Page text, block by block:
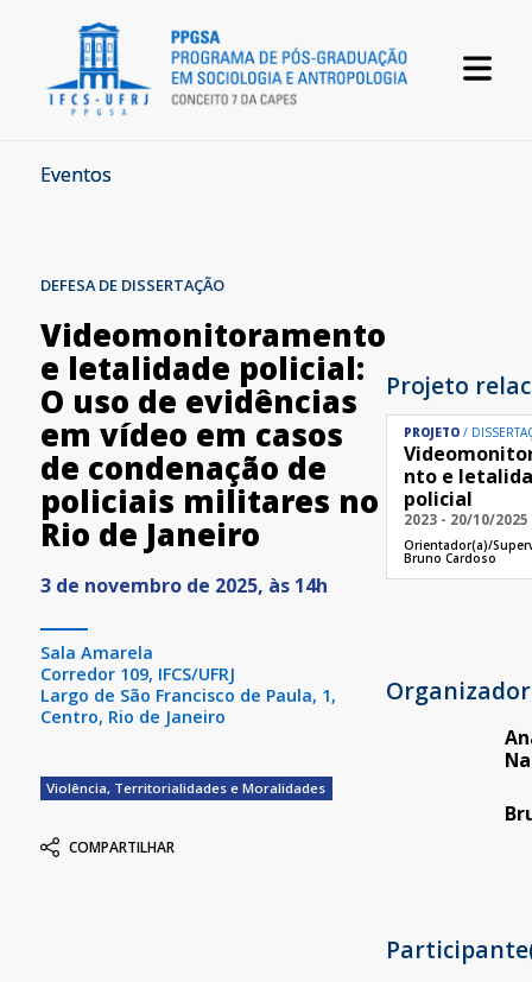
Eventos
DEFESA DE DISSERTAÇÃO
Videomonitoramento
e letalidade policial:
O uso de evidências
em vídeo em casos
de condenação de
policiais militares no
Rio de Janeiro
3 de novembro de 2025, às 14h
Sala Amarela
Corredor 109, IFCS/UFRJ
Largo de São Francisco de Paula, 1,
Centro, Rio de Janeiro
Violência, Territorialidades e Moralidades
COMPARTILHAR
Projeto
PROJETO
nto e
policial
2023 - 20/10/2025
Orientador(a)/
Bruno Cardoso